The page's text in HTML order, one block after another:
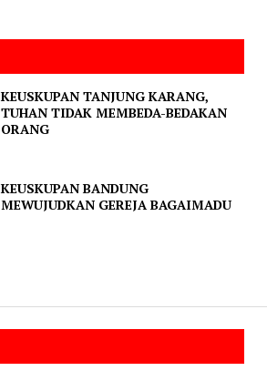
KEUSKUPAN TANJUNG KARANG,
TUHAN TIDAK MEMBEDA-BEDAKAN
ORANG
KEUSKUPAN BANDUNG
MEWUJUDKAN GEREJA BAGAIMADU